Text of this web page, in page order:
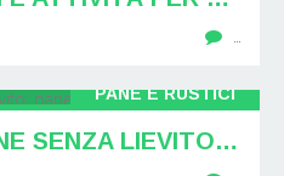
PANE E RUSTICI
COME FARE IL PANE SENZA LIEVITO: PANE IRLANDESE